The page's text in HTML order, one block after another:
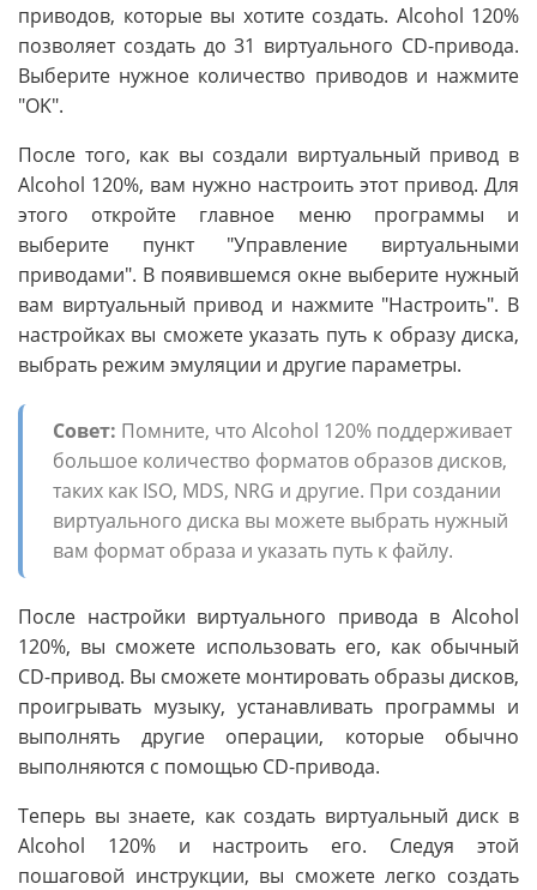
приводов, которые вы хотите создать. Alcohol 120%
позволяет создать до 31 виртуального CD-привода.
Выберите нужное количество приводов и нажмите
"OK".
После того, как вы создали виртуальный привод в
Alcohol 120%, вам нужно настроить этот привод. Для
этого откройте главное меню программы и
выберите пункт "Управление виртуальными
приводами". В появившемся окне выберите нужный
вам виртуальный привод и нажмите "Настроить". В
настройках вы сможете указать путь к образу диска,
выбрать режим эмуляции и другие параметры.
Совет: Помните, что Alcohol 120% поддерживает
большое количество форматов образов дисков,
таких как ISO, MDS, NRG и другие. При создании
виртуального диска вы можете выбрать нужный
вам формат образа и указать путь к файлу.
После настройки виртуального привода в Alcohol
120%, вы сможете использовать его, как обычный
CD-привод. Вы сможете монтировать образы дисков,
проигрывать музыку, устанавливать программы и
выполнять другие операции, которые обычно
выполняются с помощью CD-привода.
Теперь вы знаете, как создать виртуальный диск в
Alcohol 120% и настроить его. Следуя этой
пошаговой инструкции, вы сможете легко создать